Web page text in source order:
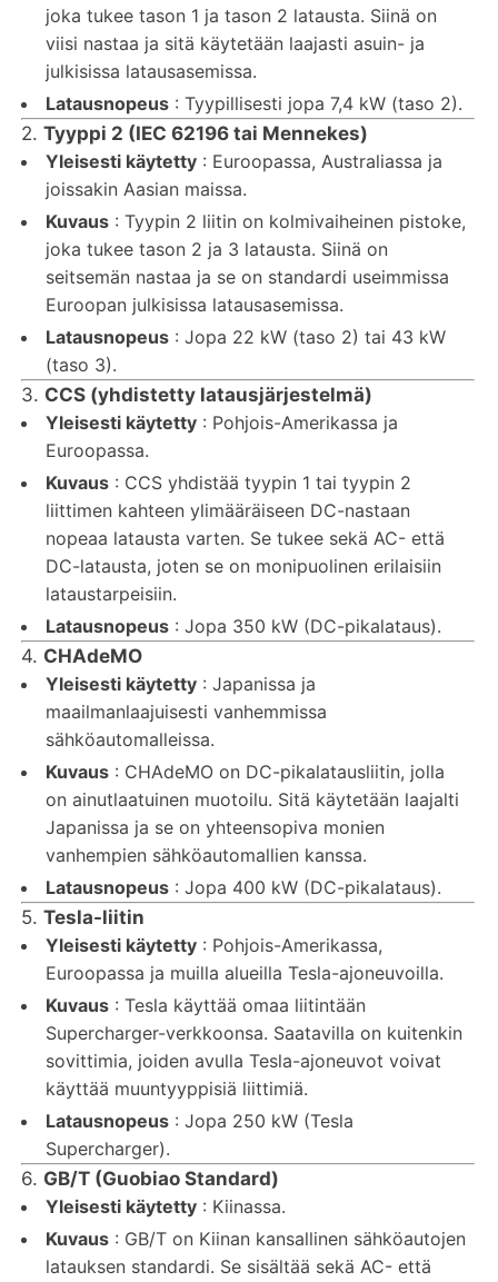
joka tukee tason 1 ja tason 2 latausta. Siinä on
viisi nastaa ja sitä käytetään laajasti asuin- ja
julkisissa latausasemissa.
Latausnopeus: Tyypillisesti jopa 7,4 kW (taso 2).
2. Tyyppi 2 (IEC 62196 tai Mennekes)
Yleisesti käytetty: Euroopassa, Australiassa ja
joissakin Aasian maissa.
Kuvaus: Tyypin 2 liitin on kolmivaiheinen pistoke,
joka tukee tason 2 ja 3 latausta. Siinä on
seitsemän nastaa ja se on standardi useimmissa
Euroopan julkisissa latausasemissa.
Latausnopeus: Jopa 22 kW (taso 2) tai 43 kW
(taso 3).
3. CCS (yhdistetty latausjärjestelmä)
Yleisesti käytetty: Pohjois-Amerikassa ja
Euroopassa.
Kuvaus: CCS yhdistää tyypin 1 tai tyypin 2
liittimen kahteen ylimääräiseen DC-nastaan
nopeaa latausta varten. Se tukee sekä AC- että
DC-latausta, joten se on monipuolinen erilaisiin
lataustarpeisiin.
Latausnopeus: Jopa 350 kW (DC-pikalataus).
4. CHAdeMO
Yleisesti käytetty: Japanissa ja
maailmanlaajuisesti vanhemmissa
sähköautomalleissa.
Kuvaus: CHAdeMO on DC-pikalatausliitin, jolla
on ainutlaatuinen muotoilu. Sitä käytetään laajalti
Japanissa ja se on yhteensopiva monien
vanhempien sähköautomallien kanssa.
Latausnopeus: Jopa 400 kW (DC-pikalataus).
5. Tesla-liitin
Yleisesti käytetty: Pohjois-Amerikassa,
Euroopassa ja muilla alueilla Tesla-ajoneuvoilla.
Kuvaus: Tesla käyttää omaa liitintään
Supercharger-verkkoonsa. Saatavilla on kuitenkin
sovittimia, joiden avulla Tesla-ajoneuvot voivat
käyttää muuntyyppisiä liittimiä.
Latausnopeus: Jopa 250 kW (Tesla
Supercharger).
6. GB/T (Guobiao Standard)
Yleisesti käytetty: Kiinassa.
Kuvaus: GB/T on Kiinan kansallinen sähköautojen
latauksen standardi. Se sisältää sekä AC- että